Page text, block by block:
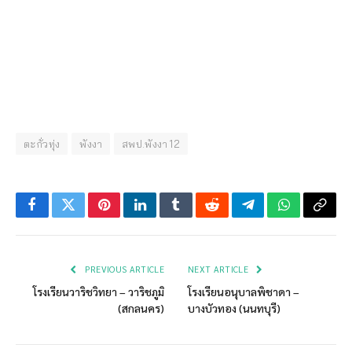
ตะกั่วทุ่ง พังงา สพป.พังงา 12
FacebookTwitterPinterestLinkedInTumblrRedditTelegramWhatsApp
Copy
PREVIOUS ARTICLE
โรงเรียนวาริชวิทยา – วาริชภูมิ
(สกลนคร)
NEXT ARTICLE
โรงเรียนอนุบาลพิชาดา –
บางบัวทอง (นนทบุรี)